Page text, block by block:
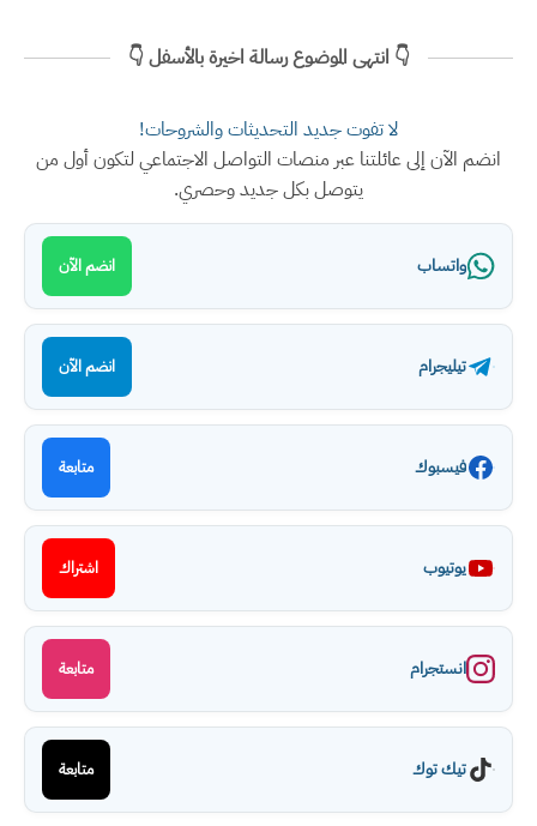
👇 انتهى الموضوع رسالة اخيرة بالأسفل 👇
لا تفوت جديد التحديثات والشروحات!
انضم الآن إلى عائلتنا عبر منصات التواصل الاجتماعي لتكون أول من
يتوصل بكل جديد وحصري.
واتساب انضم الآن
تيليجرام انضم الآن
فيسبوك متابعة
يوتيوب اشتراك
انستجرام متابعة
تيك توك متابعة